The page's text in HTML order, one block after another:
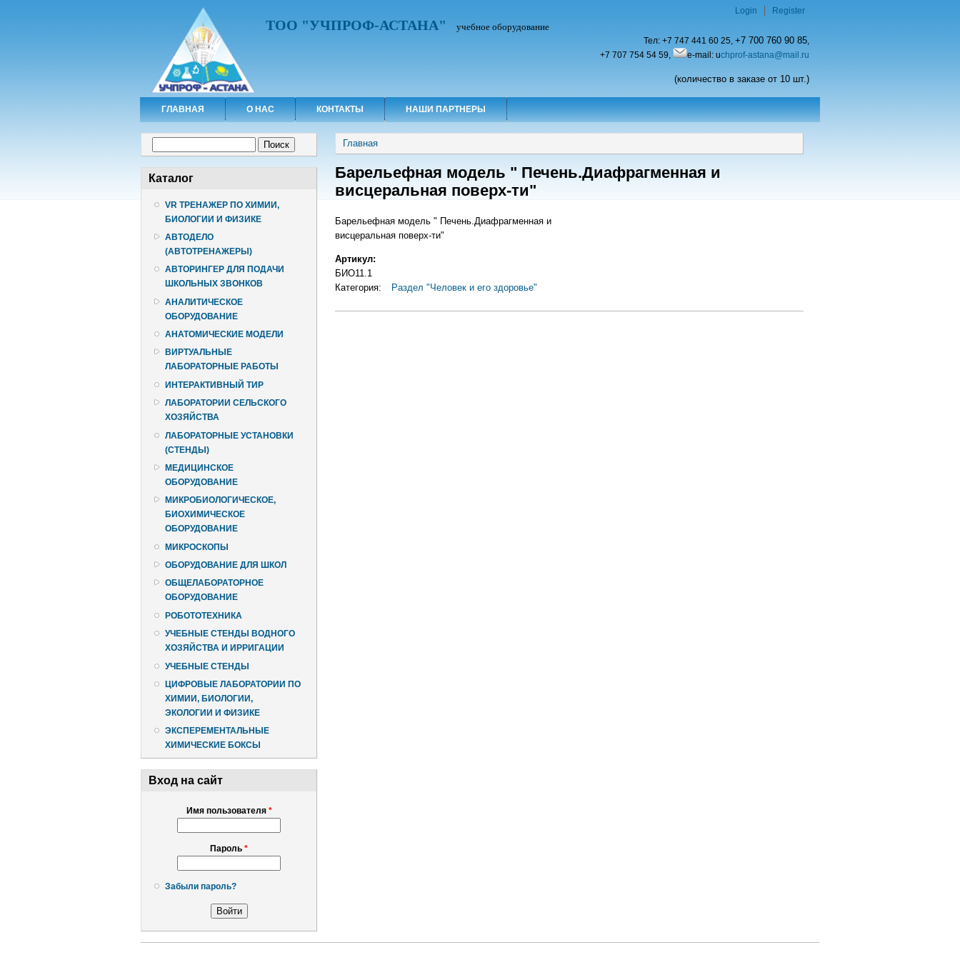
ТОО "УЧПРОФ-АСТАНА" учебное оборудование
Тел: +7 747 441 60 25, +7 700 760 90 85,
+7 707 754 54 59,
e-mail: uchprof-astana@mail.ru
(количество в заказе от 10 шт.)
Login Register
ГЛАВНАЯ О НАС КОНТАКТЫ НАШИ ПАРТНЕРЫ
Каталог
VR ТРЕНАЖЕР ПО ХИМИИ,
БИОЛОГИИ И ФИЗИКЕ
АВТОДЕЛО
(АВТОТРЕНАЖЕРЫ)
АВТОРИНГЕР ДЛЯ ПОДАЧИ
ШКОЛЬНЫХ ЗВОНКОВ
АНАЛИТИЧЕСКОЕ
ОБОРУДОВАНИЕ
АНАТОМИЧЕСКИЕ МОДЕЛИ
ВИРТУАЛЬНЫЕ
ЛАБОРАТОРНЫЕ РАБОТЫ
ИНТЕРАКТИВНЫЙ ТИР
ЛАБОРАТОРИИ СЕЛЬСКОГО
ХОЗЯЙСТВА
ЛАБОРАТОРНЫЕ УСТАНОВКИ
(СТЕНДЫ)
МЕДИЦИНСКОЕ
ОБОРУДОВАНИЕ
МИКРОБИОЛОГИЧЕСКОЕ,
БИОХИМИЧЕСКОЕ
ОБОРУДОВАНИЕ
МИКРОСКОПЫ
ОБОРУДОВАНИЕ ДЛЯ ШКОЛ
ОБЩЕЛАБОРАТОРНОЕ
ОБОРУДОВАНИЕ
РОБОТОТЕХНИКА
УЧЕБНЫЕ СТЕНДЫ ВОДНОГО
ХОЗЯЙСТВА И ИРРИГАЦИИ
УЧЕБНЫЕ СТЕНДЫ
ЦИФРОВЫЕ ЛАБОРАТОРИИ ПО
ХИМИИ, БИОЛОГИИ,
ЭКОЛОГИИ И ФИЗИКЕ
ЭКСПЕРЕМЕНТАЛЬНЫЕ
ХИМИЧЕСКИЕ БОКСЫ
Вход на сайт
Имя пользователя *
Пароль *
Забыли пароль?
Вы здесь
Главная
Барельефная модель " Печень.Диафрагменная и
висцеральная поверх-ти"
Барельефная модель " Печень.Диафрагменная и
висцеральная поверх-ти"
Артикул:
БИО11.1
Категория:
Раздел "Человек и его здоровье"